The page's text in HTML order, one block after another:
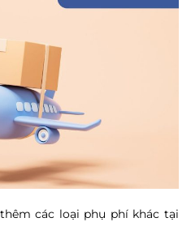
các loại phụ phí khác tại